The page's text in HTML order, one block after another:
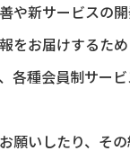
や新サービスの
をお届けするため
各種会員制サー
願いしたり、そ